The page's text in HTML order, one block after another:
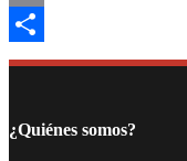
Email
Compartir
¿Quiénes somos?